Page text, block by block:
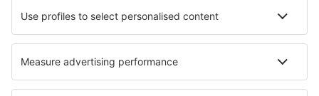
Norwegian
WizzAir
Om eSky
Köpvillkor